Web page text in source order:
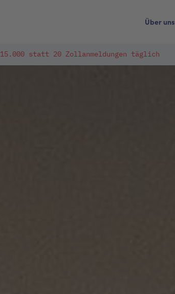
Über uns
15.000 statt 20 Zollanmeldungen täglich